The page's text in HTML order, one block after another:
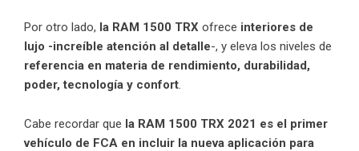
Por otro lado, la RAM 1500 TRX ofrece interiores de
lujo -increíble atención al detalle-, y eleva los niveles de
referencia en materia de rendimiento, durabilidad,
poder, tecnología y confort.
Cabe recordar que la RAM 1500 TRX 2021 es el primer
vehículo de FCA en incluir la nueva aplicación para